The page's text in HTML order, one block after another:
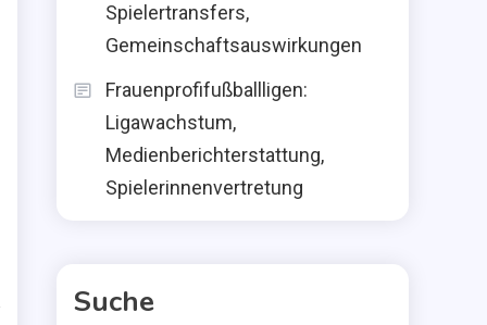
Spielertransfers,
Gemeinschaftsauswirkungen
Frauenprofifußballligen:
Ligawachstum,
Medienberichterstattung,
Spielerinnenvertretung
Suche